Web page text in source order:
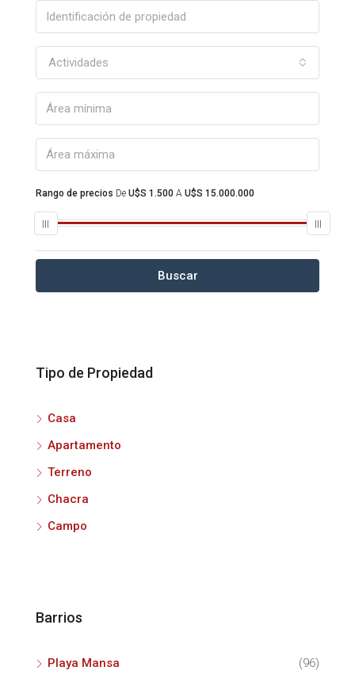
Actividades
Rango de precios De U$S 1.500 A U$S 15.000.000
Buscar
Tipo de Propiedad
Casa
Apartamento
Terreno
Chacra
Campo
Barrios
Playa Mansa
(96)